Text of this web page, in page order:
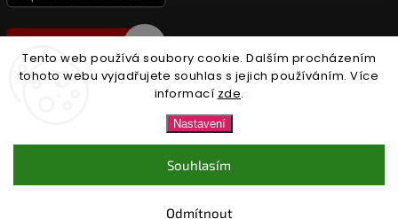
Tento web používá soubory cookie. Dalším procházením
tohoto webu vyjadřujete souhlas s jejich používáním. Více
informací zde.
Nastavení
Odmítnout
Souhlasím
Nonari.cz. Všechna práva vyhrazena.
Upravit nastavení cookies
Shoptet| Design